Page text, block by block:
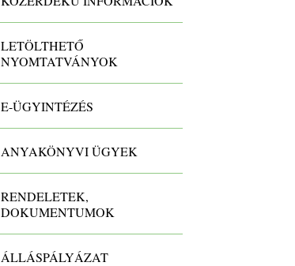
LETÖLTHETŐ
NYOMTATVÁNYOK
E-ÜGYINTÉZÉS
ANYAKÖNYVI ÜGYEK
RENDELETEK,
DOKUMENTUMOK
ÁLLÁSPÁLYÁZAT